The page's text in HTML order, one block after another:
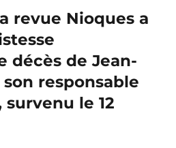
revue Nioques a
décès de Jean-
son responsable
le 12